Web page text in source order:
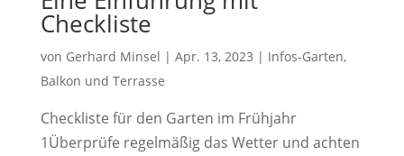
Checkliste
von Gerhard Minsel | Apr. 13, 2023 | Infos-Garten,
Balkon und Terrasse
Checkliste für den Garten im Frühjahr
1Überprüfe regelmäßig das Wetter und achten